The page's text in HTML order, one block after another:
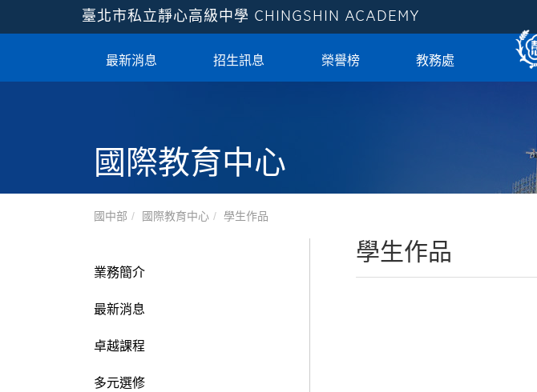
臺北市私立靜心高級中學 CHINGSHIN ACADEMY
最新消息 招生訊息 榮譽榜 教務處
國際教育中心
國中部 國際教育中心 學生作品
業務簡介
最新消息
卓越課程
多元選修
學生作品